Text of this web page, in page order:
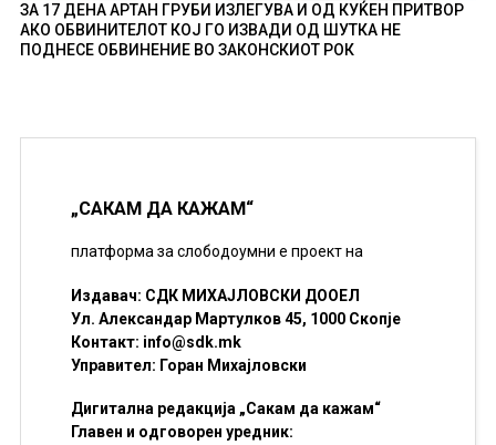
ЗА 17 ДЕНА АРТАН ГРУБИ ИЗЛЕГУВА И ОД КУЌЕН ПРИТВОР
АКО ОБВИНИТЕЛОТ КОЈ ГО ИЗВАДИ ОД ШУТКА НЕ
ПОДНЕСЕ ОБВИНЕНИЕ ВО ЗАКОНСКИОТ РОК
„САКАМ ДА КАЖАМ“
платформа за слободоумни е проект на
Издавач: СДК МИХАЈЛОВСКИ ДООЕЛ
Ул. Александар Мартулков 45, 1000 Скопје
Контакт: info@sdk.mk
Управител: Горан Михајловски
Дигитална редакција „Сакам да кажам“
Главен и одговорен уредник: